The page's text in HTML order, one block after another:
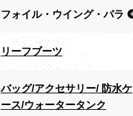
フォイル・ウイング・パラ
リーフブーツ
バッグ/アクセサリー/ 防水ケ
ース/ウォータータンク